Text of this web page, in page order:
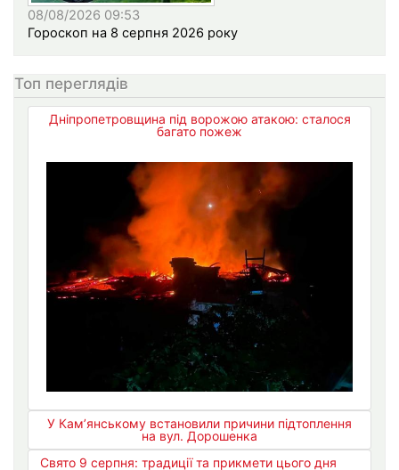
08/08/2026 09:53
Гороскоп на 8 серпня 2026 року
Топ переглядів
Дніпропетровщина під ворожою атакою: сталося
багато пожеж
У Кам’янському встановили причини підтоплення
на вул. Дорошенка
Свято 9 серпня: традиції та прикмети цього дня